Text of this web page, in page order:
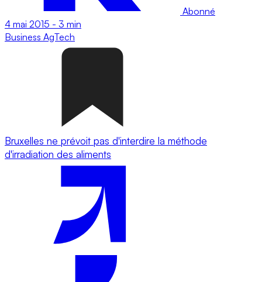
Abonné
4 mai 2015 - 3 min
Business AgTech
Bruxelles ne prévoit pas d'interdire la méthode
d'irradiation des aliments